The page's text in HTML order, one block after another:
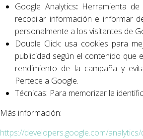
Google Analytics: Herramienta
recopilar información e informar
personalmente a los visitantes de
Double Click: usa cookies para
publicidad según el contenido que
rendimiento de la campaña y
Pertece a Google.
Técnicas: Para memorizar la
Más información:
https://developers.google.com/